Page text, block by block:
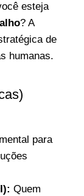
esteja
? A
de
humanas.
para
Quem